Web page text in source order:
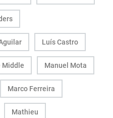
Luís Castro
Middle Manuel Mota
Marco Ferreira
Mathieu